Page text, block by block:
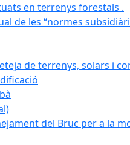
en terrenys forestals .
de les “normes
de terrenys, solars i
del Bruc per a la